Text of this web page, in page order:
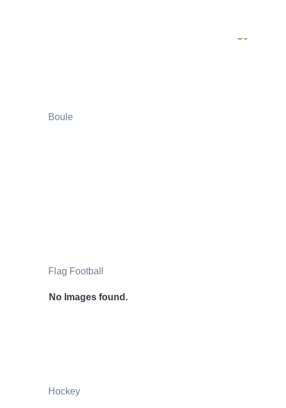
Boule
Flag Football
No Images found.
Hockey